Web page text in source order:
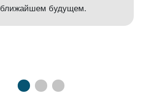
ближайшем будущем.